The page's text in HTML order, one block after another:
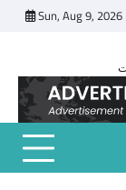
Sun, Aug 9, 2026